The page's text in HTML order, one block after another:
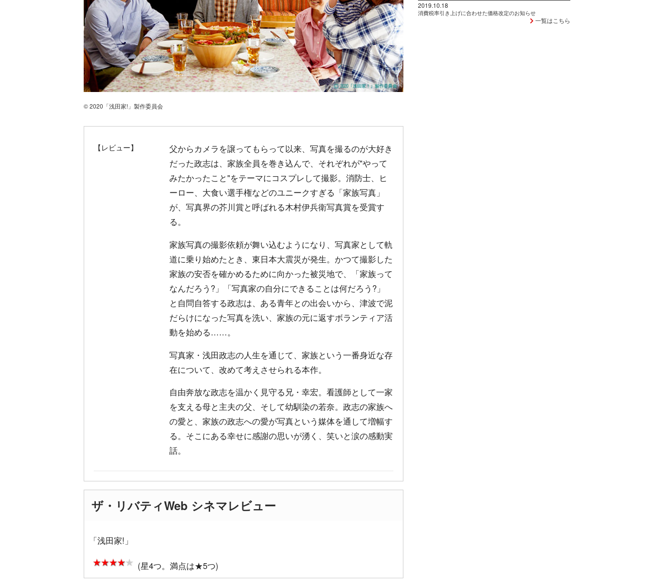
© 2020「浅田家!」製作委員会
【レビュー】
父からカメラを譲ってもらって以来、写真を撮るのが大好き
だった政志は、家族全員を巻き込んで、それぞれが"やって
みたかったこと"をテーマにコスプレして撮影。消防士、ヒ
ーロー、大食い選手権などのユニークすぎる「家族写真」
が、写真界の芥川賞と呼ばれる木村伊兵衛写真賞を受賞す
る。
家族写真の撮影依頼が舞い込むようになり、写真家として軌
道に乗り始めたとき、東日本大震災が発生。かつて撮影した
家族の安否を確かめるために向かった被災地で、「家族って
なんだろう?」「写真家の自分にできることは何だろう?」
と自問自答する政志は、ある青年との出会いから、津波で泥
だらけになった写真を洗い、家族の元に返すボランティア活
動を始める……。
写真家・浅田政志の人生を通じて、家族という一番身近な存
在について、改めて考えさせられる本作。
自由奔放な政志を温かく見守る兄・幸宏。看護師として一家
を支える母と主夫の父、そして幼馴染の若奈。政志の家族へ
の愛と、家族の政志への愛が写真という媒体を通して増幅す
る。そこにある幸せに感謝の思いが湧く、笑いと涙の感動実
話。
ザ・リバティWeb シネマレビュー
「浅田家!」
(星4つ。満点は★5つ)
2019.10.18
消費税率引き上げに合わせた価格改定のお知らせ
一覧はこちら